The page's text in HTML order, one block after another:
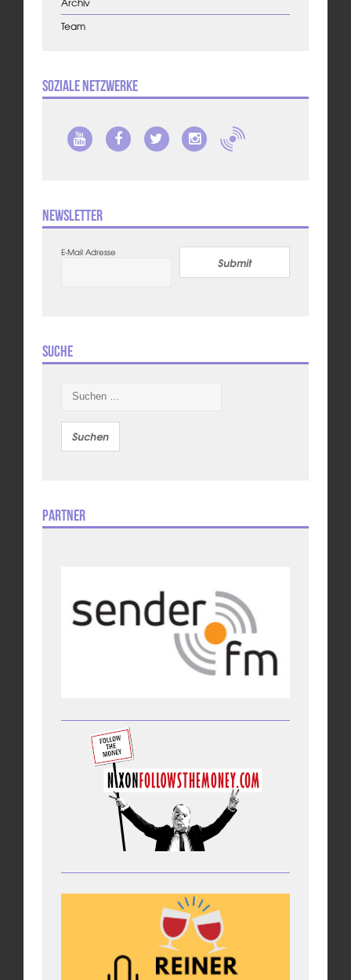
Team
Soziale Netzwerke
Newsletter
E-Mail Adresse
Submit
Suche
nach:
Partner